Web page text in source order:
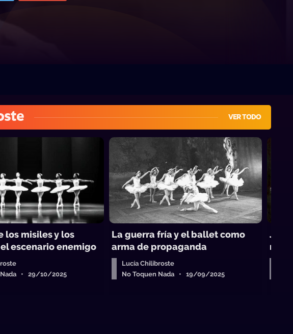
VER TODO
los misiles y los
escenario enemigo
Nada • 29/10/2025
La guerra fría y el ballet como
arma de propaganda
Lucía Chilibroste
No Toquen Nada • 19/09/2025
Julio